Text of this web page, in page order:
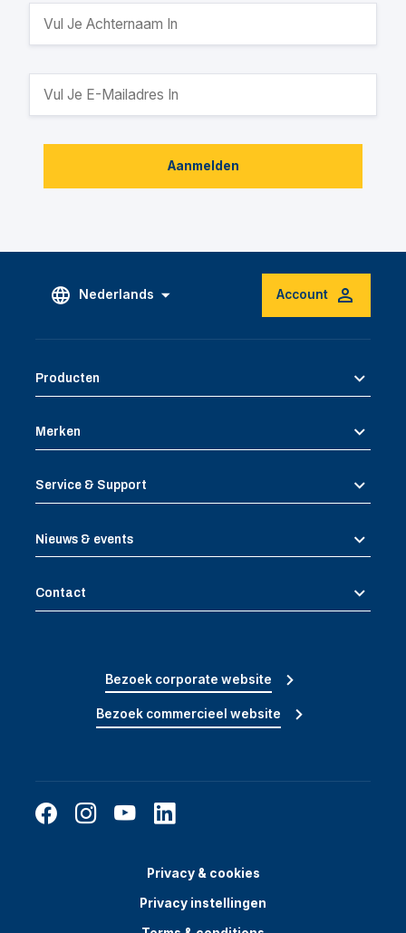
Aanmelden
Nederlands Account
Producten
Merken
Service & Support
Nieuws & events
Contact
Bezoek corporate website
Bezoek commercieel website
Privacy & cookies
Privacy instellingen